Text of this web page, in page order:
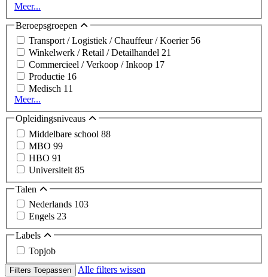
Meer...
Beroepsgroepen
Transport / Logistiek / Chauffeur / Koerier 56
Winkelwerk / Retail / Detailhandel 21
Commercieel / Verkoop / Inkoop 17
Productie 16
Medisch 11
Meer...
Opleidingsniveaus
Middelbare school 88
MBO 99
HBO 91
Universiteit 85
Talen
Nederlands 103
Engels 23
Labels
Topjob
Filters Toepassen
Alle filters wissen